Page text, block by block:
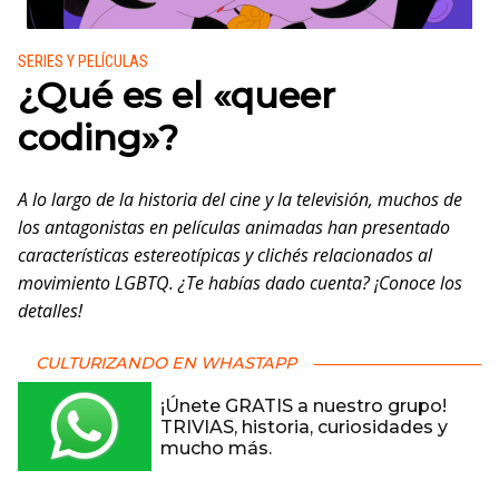
Publicado en:
SERIES Y PELÍCULAS
¿Qué es el «queer
coding»?
A lo largo de la historia del cine y la televisión, muchos de
los antagonistas en películas animadas han presentado
características estereotípicas y clichés relacionados al
movimiento LGBTQ. ¿Te habías dado cuenta? ¡Conoce los
detalles!
CULTURIZANDO EN WHASTAPP
¡Únete GRATIS a nuestro grupo!
TRIVIAS, historia, curiosidades y
mucho más.